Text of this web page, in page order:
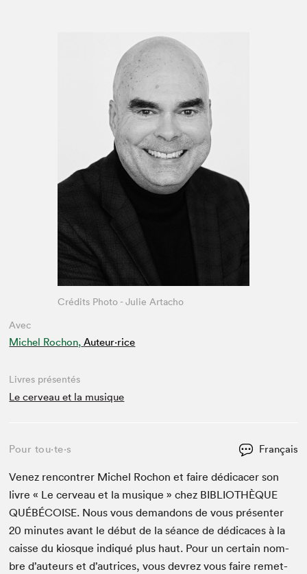
Avec
Michel Rochon, Auteur·rice
Crédits Photo - Julie Artacho
Livres présentés
Le cerveau et la musique
Pour tou⋅te⋅s Français
Venez ren­con­tr­er Michel Rochon et faire dédi­cac­er son
livre « Le cerveau et la musique » chez BIB­LIO­THÈQUE
QUÉBÉ­COISE. Nous vous deman­dons de vous présen­ter
20 min­utes avant le début de la séance de dédi­caces à la
caisse du kiosque indiqué plus haut. Pour un cer­tain nom­
bre d’auteurs et d’autrices, vous devrez vous faire remet­